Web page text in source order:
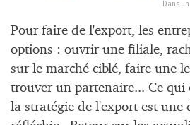
Dans
Pour faire de l'export, les
options : ouvrir une filiale,
sur le marché ciblé, faire une
trouver un partenaire... Ce qui
la stratégie de l'export est une